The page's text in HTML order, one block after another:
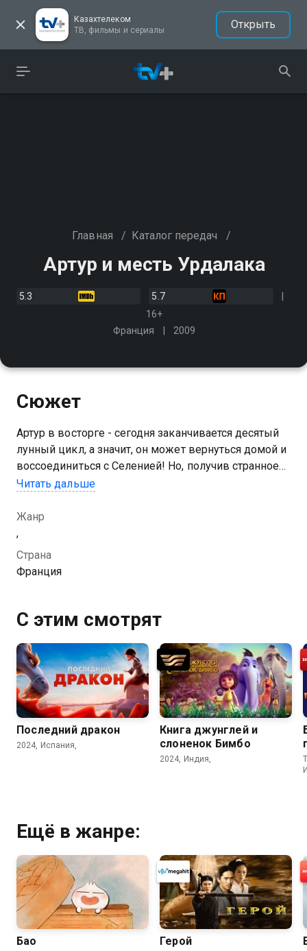
Казахтелеком
ТВ, фильмы и сериалы
Открыть
Главная / Каталог передач /
Артур и месть Урдалака
5.3
5.7
16+
Франция
2009
Сюжет
Артур в восторге - сегодня заканчивается десятый
лунный цикл, а значит, он может вернуться домой и
воссоединиться с Селенией! Но, получив странное
послание, он думает, что любимой угрожает
ловушку
Читать дальше
Жанр
,
Страна
Франция
С этим смотрят
Последний дракон
2024, Испания,
Книга джунглей и
слоненок Бимбо
2024, Индия,
Ещё в жанре:
Бао Герой